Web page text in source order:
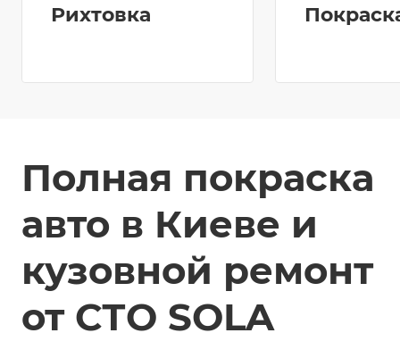
Рихтовка
Полная покраска
авто в Киеве и
кузовной ремонт
от СТО SOLA